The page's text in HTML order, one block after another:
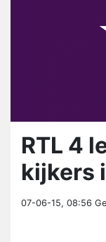
RTL 4
kijkers
07-06-15, 08:56